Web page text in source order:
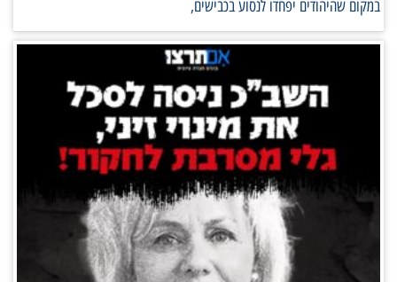
במקום שהיהודים יפחדו לנסוע בכבישים,